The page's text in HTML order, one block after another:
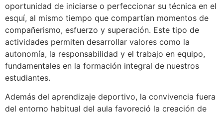
oportunidad de iniciarse o perfeccionar su técnica en el
esquí, al mismo tiempo que compartían momentos de
compañerismo, esfuerzo y superación. Este tipo de
actividades permiten desarrollar valores como la
autonomía, la responsabilidad y el trabajo en equipo,
fundamentales en la formación integral de nuestros
estudiantes.
Además del aprendizaje deportivo, la convivencia fuera
del entorno habitual del aula favoreció la creación de